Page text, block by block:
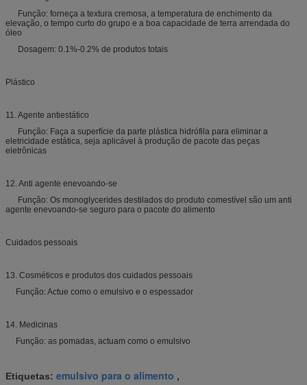
Função: forneça a textura cremosa, a temperatura de enchimento da
elevação, o tempo curto do grupo e a boa capacidade de terra arrendada do
óleo
Dosagem: 0.1%-0.2% de produtos totais
Plástico
11. Agente antiestático
Função: Faça a superfície da parte plástica hidrófila para eliminar a
eletricidade estática, seja aplicável à produção de pacote das peças
eletrônicas
12. Anti agente enevoando-se
Função: Os monoglycerides destilados do produto comestível são um anti
agente enevoando-se seguro para o pacote do alimento
Cuidados pessoais
13. Cosméticos e produtos dos cuidados pessoais
Função: Actue como o emulsivo e o espessador
14. Medicinas
Função: as pomadas, actuam como o emulsivo
Etiquetas: emulsivo para o alimento ,